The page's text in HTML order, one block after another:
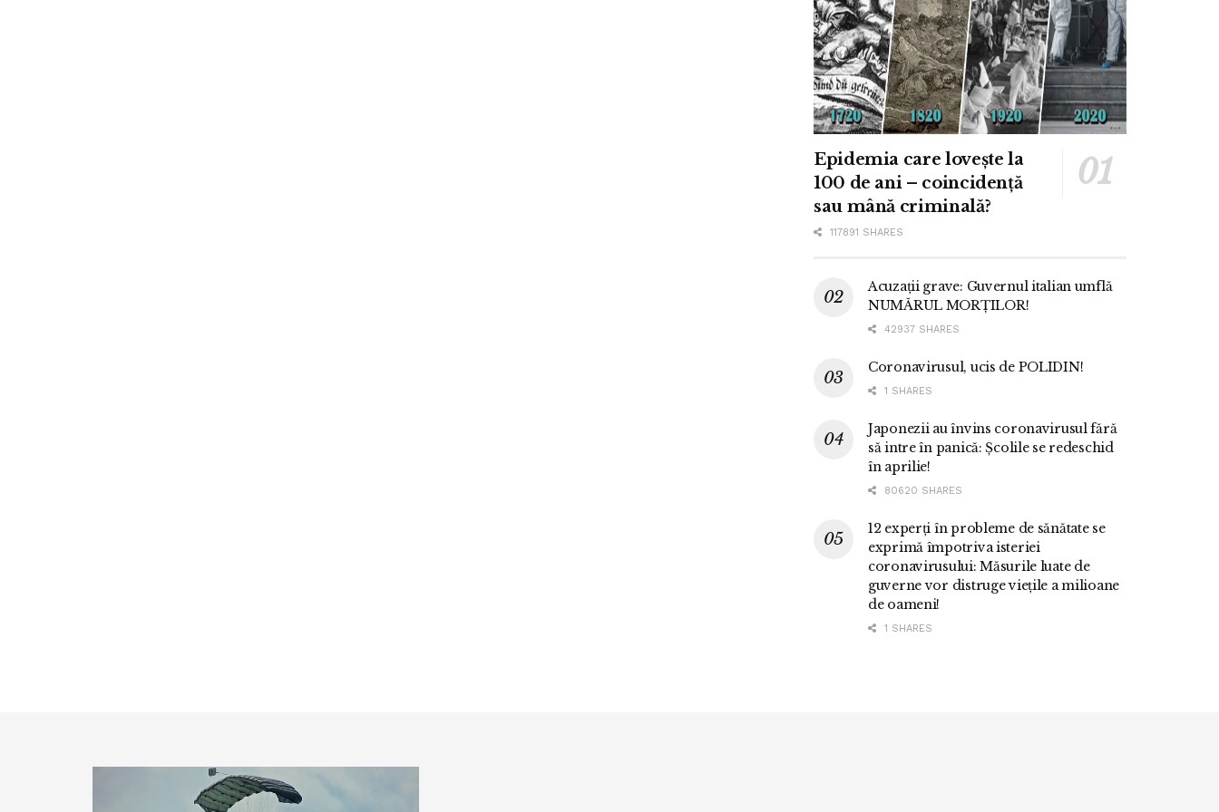
Epidemia care lovește la
100 de ani – coincidență
sau mână criminală?
117891 SHARES
Acuzații grave: Guvernul italian umflă
NUMĂRUL MORȚILOR!
42937 SHARES
Coronavirusul, ucis de POLIDIN!
1 SHARES
Japonezii au învins coronavirusul fără
să intre în panică: Școlile se redeschid
în aprilie!
80620 SHARES
12 experți în probleme de sănătate se
exprimă împotriva isteriei
coronavirusului: Măsurile luate de
guverne vor distruge viețile a milioane
de oameni!
1 SHARES